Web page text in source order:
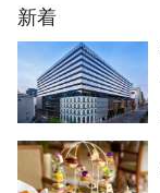
新着